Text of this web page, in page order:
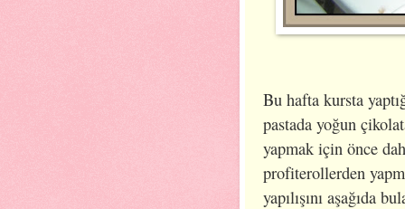
Bu hafta kursta
pastada yoğun
yapmak için önce
profiterollerden
yapılışını aşağıda